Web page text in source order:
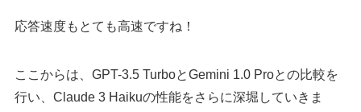
応答速度もとても高速ですね！
ここからは、GPT-3.5 TurboとGemini 1.0 Proとの比較を
行い、Claude 3 Haikuの性能をさらに深堀していきま